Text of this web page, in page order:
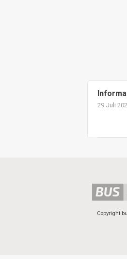
29 Juli
Copyright